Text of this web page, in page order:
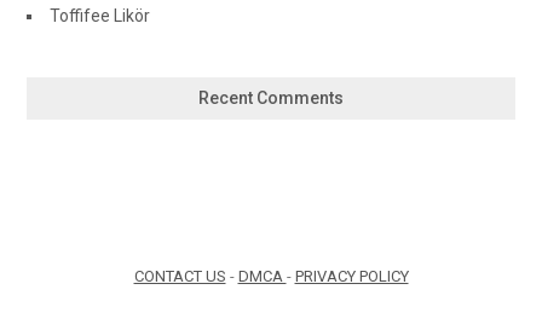
Toffifee Likör
Recent Comments
CONTACT US - DMCA - PRIVACY POLICY